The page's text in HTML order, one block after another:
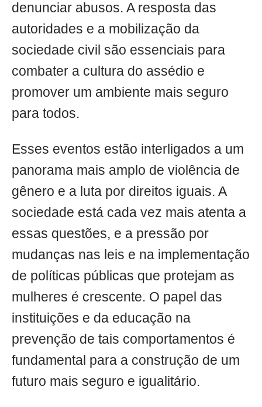
denunciar abusos. A resposta das
autoridades e a mobilização da
sociedade civil são essenciais para
combater a cultura do assédio e
promover um ambiente mais seguro
para todos.
Esses eventos estão interligados a um
panorama mais amplo de violência de
gênero e a luta por direitos iguais. A
sociedade está cada vez mais atenta a
essas questões, e a pressão por
mudanças nas leis e na implementação
de políticas públicas que protejam as
mulheres é crescente. O papel das
instituições e da educação na
prevenção de tais comportamentos é
fundamental para a construção de um
futuro mais seguro e igualitário.